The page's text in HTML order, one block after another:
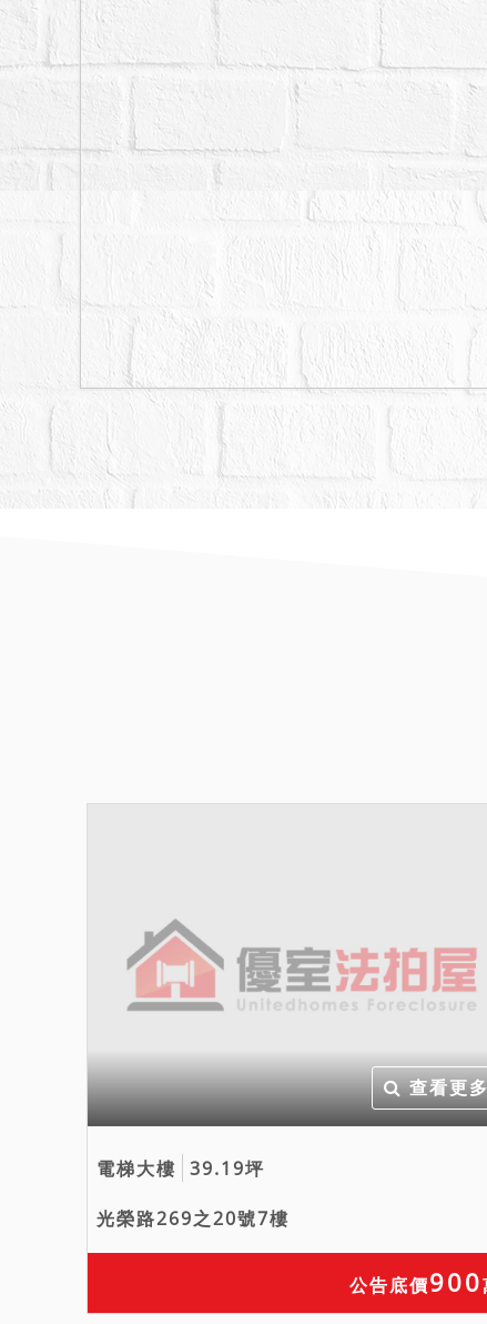
號函：（一）本件得拍
受償，請依貴院函文說
張淑芬之不法所得為
查看更
電梯大樓 39.19坪
光榮路269之20號7樓
公告底價900